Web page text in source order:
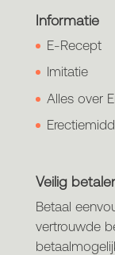
Informatie
E-Recept
Imitatie
Alles over
Veilig
Betaal
vertrouwde